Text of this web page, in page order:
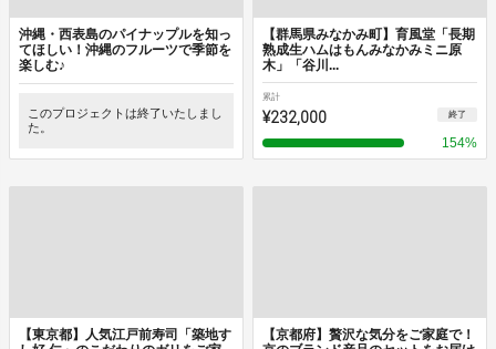
沖縄・西表島のパイナップルを知っ
てほしい！沖縄のフルーツで季節を
楽しむ♪
このプロジェクトは終了いたしまし
た。
【群馬県みなかみ町】育風堂「長期
熟成生ハムはもんみなかみミニ原
木」「谷川...
累計
¥232,000 終了
154%
【東京都】人気江戸前寿司「築地す
【京都府】贅沢な気分をご家庭で！